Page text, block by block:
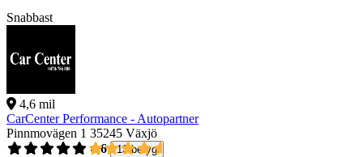
Snabbast
4,6 mil
CarCenter Performance - Autopartner
Pinnmovägen 1 35245 Växjö
4,6
13 betyg